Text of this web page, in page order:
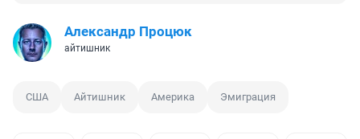
Александр Процюк
айтишник
США Айтишник Америка Эмиграция